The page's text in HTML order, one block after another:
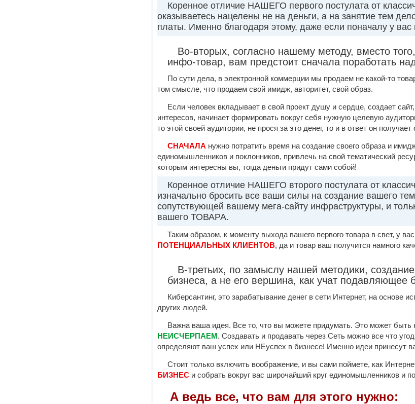
Коренное отличие НАШЕГО первого постулата от
оказываетесь нацелены не на деньги, а на занятие тем
платы. Именно благодаря этому, даже если поначалу у
Во-вторых, согласно нашему методу, вместо
инфо-товар, вам предстоит сначала поработать
По сути дела, в электронной коммерции мы продаем не какой-то
том смысле, что продаем свой имидж, авторитет, свой образ.
Если человек вкладывает в свой проект душу и сердце, создает
интересов, начинает формировать вокруг себя нужную целевую
то этой своей аудитории, не прося за это денег, то и в ответ он
СНАЧАЛА нужно потратить время на создание своего образа и
единомышленников и поклонников, привлечь на свой тематический
которым интересны вы, тогда деньги придут сами собой!
Коренное отличие НАШЕГО второго постулата от
изначально бросить все ваши силы на создание вашего
сопутствующей вашему мега-сайту инфраструктуры, и
вашего ТОВАРА.
Таким образом, к моменту выхода вашего первого товара в свет, у
ПОТЕНЦИАЛЬНЫХ КЛИЕНТОВ, да и товар ваш получится намного
В-третьих, по замыслу нашей методики,
бизнеса, а не его вершина, как учат подавляющее
Киберсантинг, это зарабатывание денег в сети Интернет, на основе
других людей.
Важна ваша идея. Все то, что вы можете придумать. Это может быть
НЕИСЧЕРПАЕМ . Создавать и продавать через Сеть можно все что
определяют ваш успех или НЕуспех в бизнесе! Именно идеи принесут
Стоит только включить воображение, и вы сами поймете, как
БИЗНЕС и собрать вокруг вас широчайший круг единомышленников и
А ведь все, что вам для этого нужно: